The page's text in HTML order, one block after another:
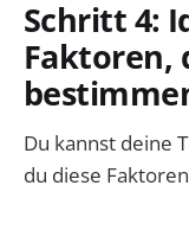
Schritt 4:
Faktoren,
Du kannst deine
du diese